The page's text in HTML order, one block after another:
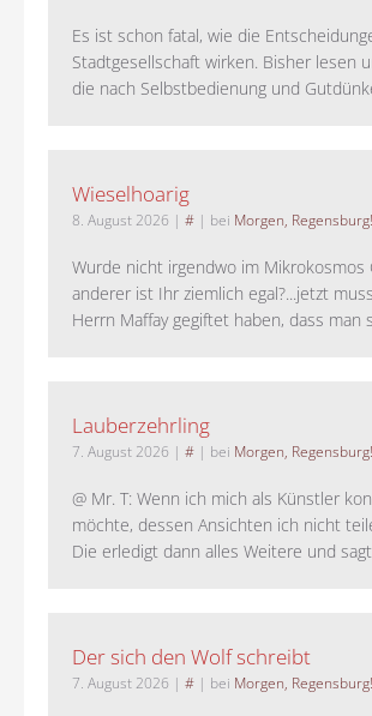
Es ist schon fatal, wie die
Stadtgesellschaft wirken. Bisher lesen
die nach Selbstbedienung und
Wieselhoarig
8. August 2026 | # | bei Morgen,
Wurde nicht irgendwo im
anderer ist Ihr ziemlich egal?...jetzt
Herrn Maffay gegiftet haben, dass man
Lauberzehrling
7. August 2026 | # | bei Morgen,
@ Mr. T: Wenn ich mich als Künstler
möchte, dessen Ansichten ich nicht
Die erledigt dann alles Weitere und
Der sich den Wolf schreibt
7. August 2026 | # | bei Morgen,